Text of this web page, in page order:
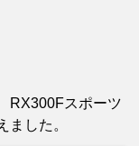
RX300Fスポーツ
ました。